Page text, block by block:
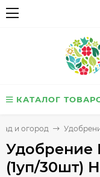
КАТАЛОГ
и огород
Удобрение
(1уп/30шт)